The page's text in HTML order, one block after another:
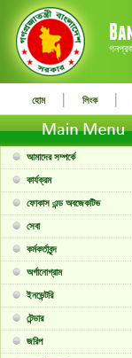
হোম | লিংক |
আমাদের সম্পর্কে
কার্যক্রম
ফোকাস এন্ড অবজেকটিভ
সেবা
কর্মকর্তাবৃন্দ
অর্গানোগ্রাম
ইনভেন্টরি
টেন্ডার
জরিপ